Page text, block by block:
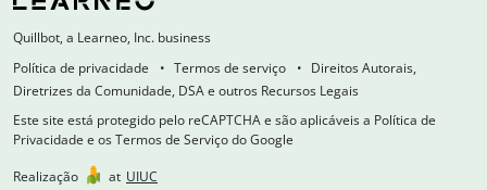
Quillbot, a Learneo, Inc. business
Política de privacidade
Termos de serviço
Direitos Autorais,
Diretrizes da Comunidade, DSA e outros Recursos Legais
Este site está protegido pelo reCAPTCHA e são aplicáveis a Política de
Privacidade e os Termos de Serviço do Google
Realização
at UIUC